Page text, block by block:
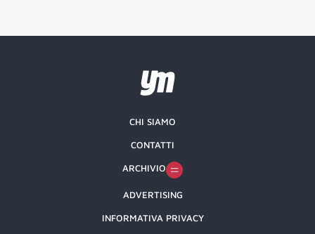
CHI SIAMO
CONTATTI
ARCHIVIO
ADVERTISING
INFORMATIVA PRIVACY